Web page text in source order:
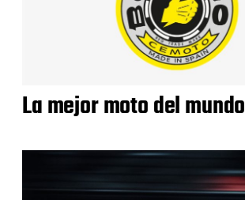
La mejor moto del mundo